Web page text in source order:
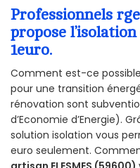
Professionnels
propose
1euro.
Comment est-ce possible
pour une transition
rénovation sont
d’Economie d’Energie).
solution isolation vous
euro seulement.